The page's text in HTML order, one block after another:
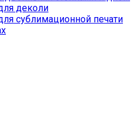
деколи
сублимационной печати